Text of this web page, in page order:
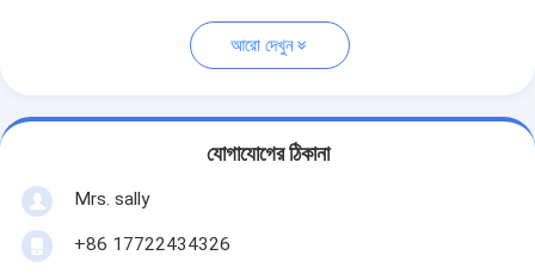
আরো দেখুন
যোগাযোগের ঠিকানা
Mrs. sally
+86 17722434326